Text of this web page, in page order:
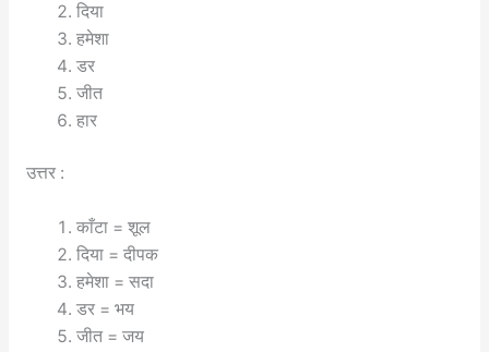
दिया
हमेशा
डर
जीत
हार
उत्तर :
काँटा = शूल
दिया = दीपक
हमेशा = सदा
डर = भय
जीत = जय